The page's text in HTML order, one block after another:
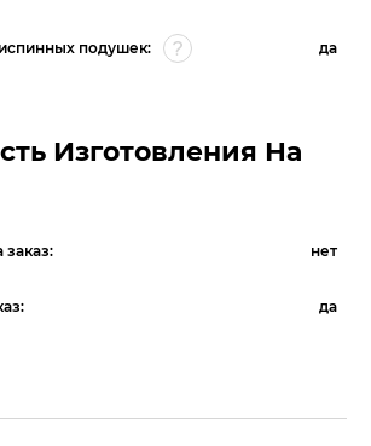
подушек: да
Изготовления На
нет
да